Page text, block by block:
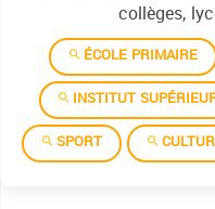
collèges,
ÉCOLE PRIMAIRE
INSTITUT
SPORT